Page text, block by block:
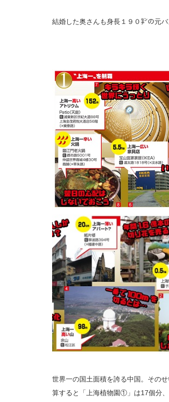
結婚した奥さんも身長１９０㌢の元
世界一の国土面積を誇る中国。その
算すると「上海植物園①」は17個分、